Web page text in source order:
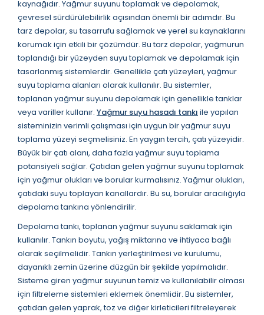
kaynağıdır. Yağmur suyunu toplamak ve depolamak,
çevresel sürdürülebilirlik açısından önemli bir adımdır. Bu
tarz depolar, su tasarrufu sağlamak ve yerel su kaynaklarını
korumak için etkili bir çözümdür. Bu tarz depolar, yağmurun
toplandığı bir yüzeyden suyu toplamak ve depolamak için
tasarlanmış sistemlerdir. Genellikle çatı yüzeyleri, yağmur
suyu toplama alanları olarak kullanılır. Bu sistemler,
toplanan yağmur suyunu depolamak için genellikle tanklar
veya variller kullanır. Yağmur suyu hasadı tankı ile yapılan
sisteminizin verimli çalışması için uygun bir yağmur suyu
toplama yüzeyi seçmelisiniz. En yaygın tercih, çatı yüzeyidir.
Büyük bir çatı alanı, daha fazla yağmur suyu toplama
potansiyeli sağlar. Çatıdan gelen yağmur suyunu toplamak
için yağmur olukları ve borular kurmalısınız. Yağmur olukları,
çatıdaki suyu toplayan kanallardır. Bu su, borular aracılığıyla
depolama tankına yönlendirilir.
Depolama tankı, toplanan yağmur suyunu saklamak için
kullanılır. Tankın boyutu, yağış miktarına ve ihtiyaca bağlı
olarak seçilmelidir. Tankın yerleştirilmesi ve kurulumu,
dayanıklı zemin üzerine düzgün bir şekilde yapılmalıdır.
Sisteme giren yağmur suyunun temiz ve kullanılabilir olması
için filtreleme sistemleri eklemek önemlidir. Bu sistemler,
çatıdan gelen yaprak, toz ve diğer kirleticileri filtreleyerek